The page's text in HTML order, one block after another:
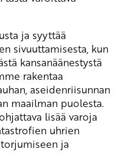
ja syyttää
sivuuttamisesta, kun
kansanäänestystä
rakentaa
aseidenriisunnan
maailman puolesta.
lisää varoja
uhrien
ja